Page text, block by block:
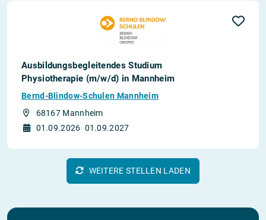
Ausbildungsbegleitendes Studium
Physiotherapie (m/w/d) in Mannheim
Bernd-Blindow-Schulen Mannheim
68167 Mannheim
01.09.2026 01.09.2027
WEITERE STELLEN LADEN